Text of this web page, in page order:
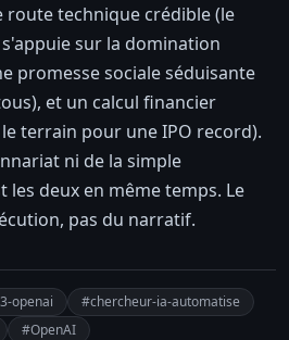
technique crédible (le
sur la domination
promesse sociale séduisante
et un calcul financier
terrain pour une IPO record).
ni de la simple
deux en même temps. Le
pas du narratif.
openai
#chercheur-ia-automatise
#OpenAI